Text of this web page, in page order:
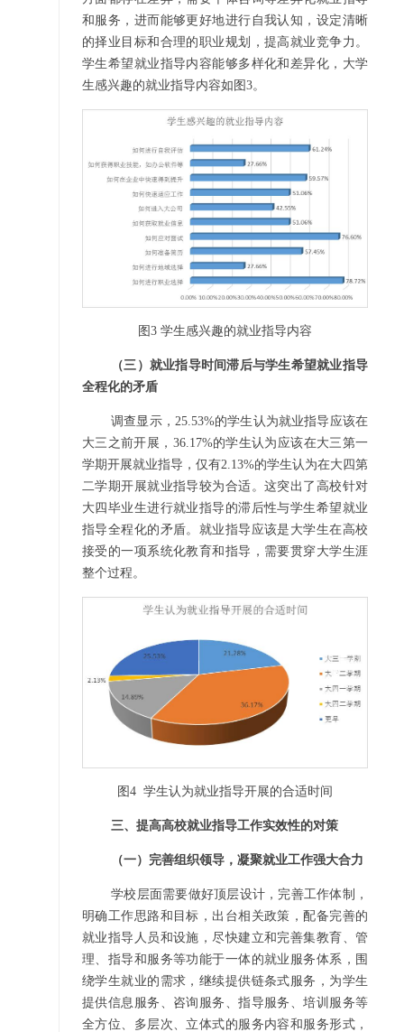
和服务，进而能够更好地进行自我认知，设定清晰
的择业目标和合理的职业规划，提高就业竞争力。
学生希望就业指导内容能够多样化和差异化，大学
生感兴趣的就业指导内容如图3。
图 3 学生感兴趣的就业指导内容
（三）就业指导时间滞后与学生希望就业指导
全程化的矛盾
调查显示，25.53%的学生认为就业指导应该在
大三之前开展，36.17%的学生认为应该在大三第一
学期开展就业指导，仅有2.13%的学生认为在大四第
二学期开展就业指导较为合适。这突出了高校针对
大四毕业生进行就业指导的滞后性与学生希望就业
指导全程化的矛盾。就业指导应该是大学生在高校
接受的一项系统化教育和指导，需要贯穿大学生涯
整个过程。
图 4 学生认为就业指导开展的合适时间
三、提高高校就业指导工作实效性的对策
（一）完善组织领导，凝聚就业工作强大合力
学校层面需要做好顶层设计，完善工作体制，
明确工作思路和目标，出台相关政策，配备完善的
就业指导人员和设施，尽快建立和完善集教育、管
理、指导和服务等功能于一体的就业服务体系，围
绕学生就业的需求，继续提供链条式服务，为学生
提供信息服务、咨询服务、指导服务、培训服务等
全方位、多层次、立体式的服务内容和服务形式，